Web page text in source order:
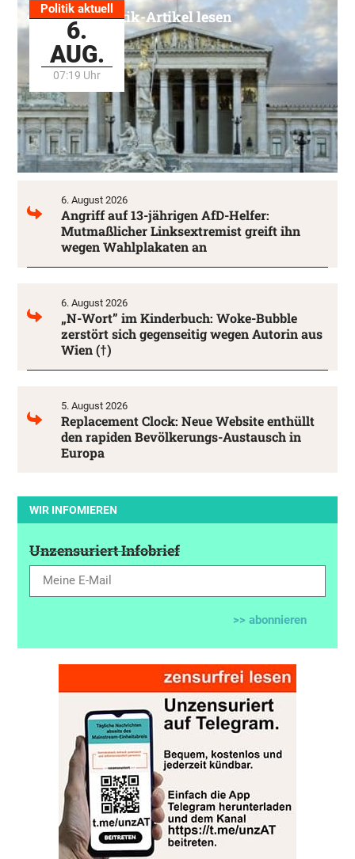
Politik aktuell
6.
AUG.
07:19 Uhr
Alle Politik-Artikel lesen
6. August 2026
Angriff auf 13-jährigen AfD-Helfer:
Mutmaßlicher Linksextremist greift ihn
wegen Wahlplakaten an
6. August 2026
„N-Wort” im Kinderbuch: Woke-Bubble
zerstört sich gegenseitig wegen Autorin aus
Wien (†)
5. August 2026
Replacement Clock: Neue Website enthüllt
den rapiden Bevölkerungs-Austausch in
Europa
WIR INFOMIEREN
Unzensuriert Infobrief
>> abonnieren